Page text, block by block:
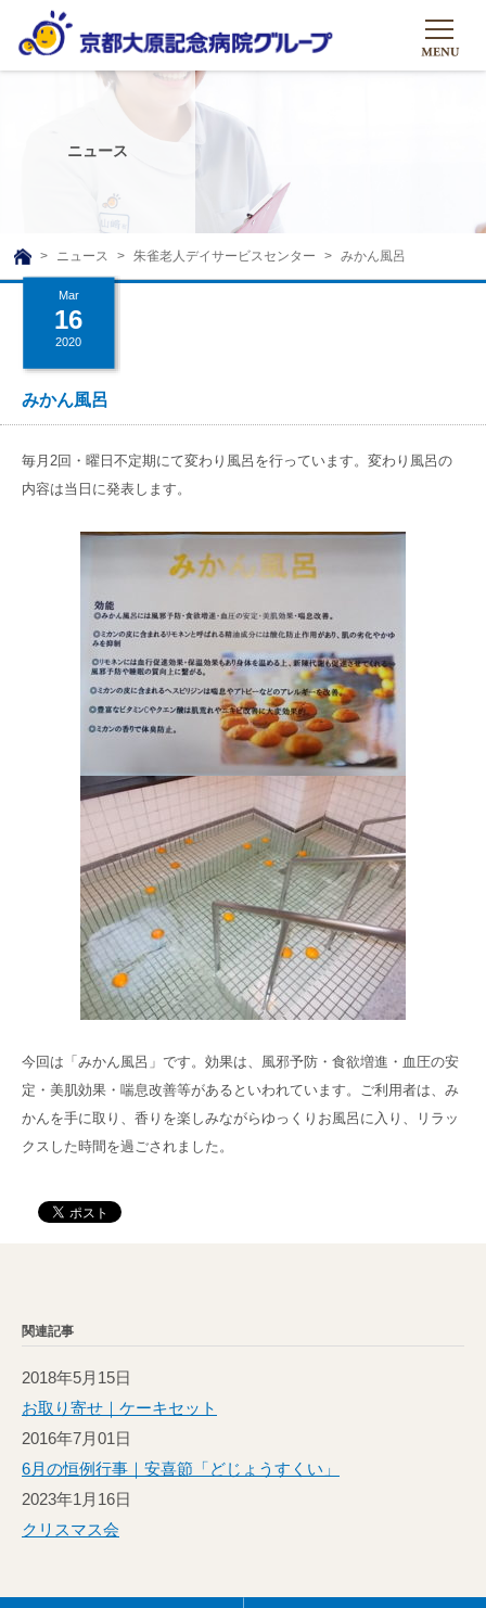
グループについて
グループについて
理事長挨拶
沿革ストーリー
基本的マインド
社会貢献活動
グループの取り組み
リハビリテーション
訪問サービス
通所サービス
高齢者住宅施設
大原のこと
メディア
ニュース
広報誌
お問い合わせ一覧
友達追加
八瀬大原Ⅰ番館
リクルート
ニュース
TOP
ニュース 朱雀老人デイサービスセンター みかん風呂
Mar
16
2020
みかん風呂
毎月2回・曜日不定期にて変わり風呂を行っています。変わり風呂の
内容は当日に発表します。
今回は「みかん風呂」です。効果は、風邪予防・食欲増進・血圧の安
定・美肌効果・喘息改善等があるといわれています。ご利用者は、み
かんを手に取り、香りを楽しみながらゆっくりお風呂に入り、リラッ
クスした時間を過ごされました。
関連記事
2018年5月15日
お取り寄せ｜ケーキセット
2016年7月01日
6月の恒例行事｜安喜節「どじょうすくい」
2023年1月16日
クリスマス会